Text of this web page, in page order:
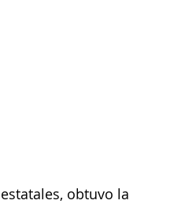
obtuvo la